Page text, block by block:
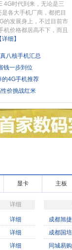
4G时代到来，无论是三
是各大手机厂商，都把目
的发展身上，不过目前市
机价格都居高不下，而且
【详细】
八核手机汇总
钱一步到位
的4G手机推荐
价挑战红米
显卡 主板
详细
详细
详细
详细
成都旭
成都国
同城易